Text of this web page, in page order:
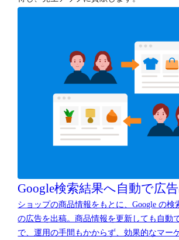
Google検索結果へ自動で広
ショップの商品情報をもとに、Google の検
の広告を出稿。商品情報を更新しても自動
で、運用の手間もかからず、効果的なマー